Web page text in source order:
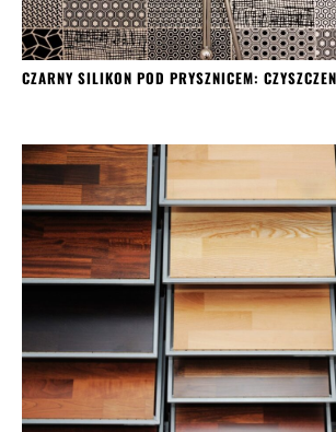
CZARNY SILIKON POD PRYSZNICEM: